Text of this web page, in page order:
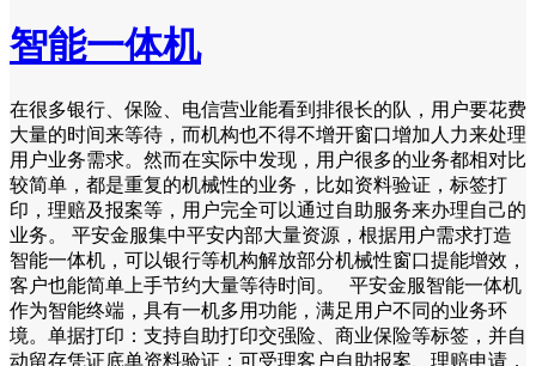
智能一体机
在很多银行、保险、电信营业能看到排很长的队，用户要花费
大量的时间来等待，而机构也不得不增开窗口增加人力来处理
用户业务需求。然而在实际中发现，用户很多的业务都相对比
较简单，都是重复的机械性的业务，比如资料验证，标签打
印，理赔及报案等，用户完全可以通过自助服务来办理自己的
业务。 平安金服集中平安内部大量资源，根据用户需求打造
智能一体机，可以银行等机构解放部分机械性窗口提能增效，
客户也能简单上手节约大量等待时间。 平安金服智能一体机
作为智能终端，具有一机多用功能，满足用户不同的业务环
境。单据打印：支持自助打印交强险、商业保险等标签，并自
动留存凭证底单资料验证：可受理客户自助报案、理赔申请，